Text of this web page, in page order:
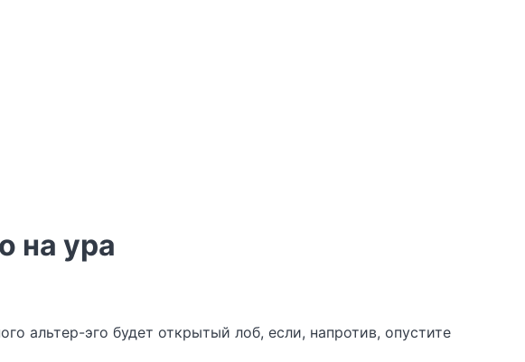
на ура
альтер-эго будет открытый лоб, если, напротив, опустите